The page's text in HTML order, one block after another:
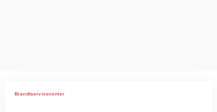
Brandtservicecenter